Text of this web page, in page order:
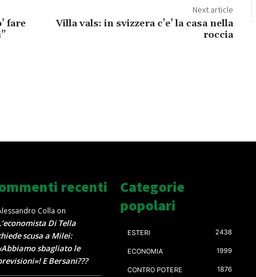
fare
Next article
Villa vals: in svizzera c’e’ la casa nella
roccia
recenti
Colla on
Di Tella
scusa a Milei:
sbagliato le
E Bersani???
Categorie
popolari
ESTERI 2438
ECONOMIA 1999
CONTRO POTERE 1876